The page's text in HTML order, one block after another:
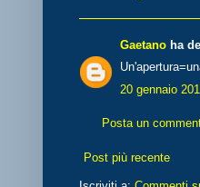
Gaetano ha
20 gennaio
Posta un
Post più recente